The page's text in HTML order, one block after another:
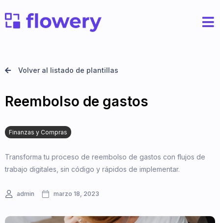
Volver al listado de plantillas
Reembolso de gastos
Finanzas y Compras
Transforma tu proceso de reembolso de gastos con flujos de
trabajo digitales, sin código y rápidos de implementar.
admin marzo 18, 2023